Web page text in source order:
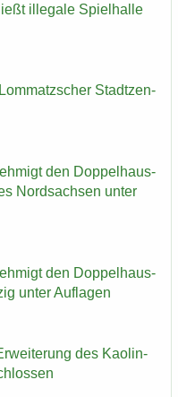
il­le­ga­le Spiel­hal­le
Stadt­zen­
den Dop­pel­haus­
Nord­sach­sen unter
den Dop­pel­haus­
unter Auf­la­gen
des Kao­lin­